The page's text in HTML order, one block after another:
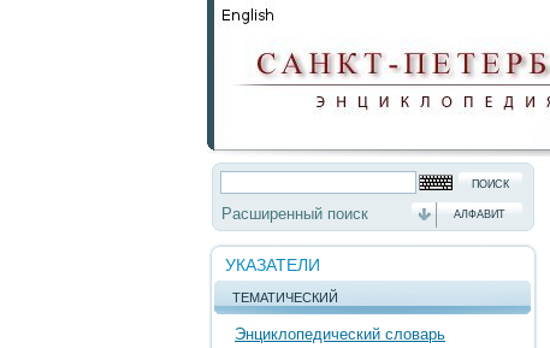
Расширенный поиск АЛФАВИТ
УКАЗАТЕЛИ
ТЕМАТИЧЕСКИЙ
Энциклопедический словарь